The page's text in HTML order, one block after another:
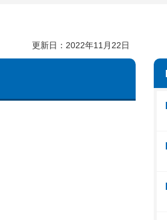
更新日：2022年11月22日